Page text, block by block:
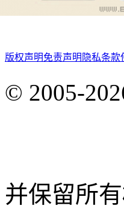
版权声明免责声明 隐私条款
© 2005-
并保留所